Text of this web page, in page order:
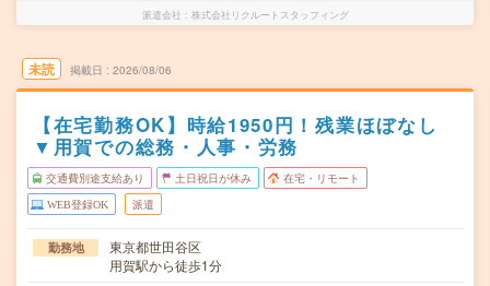
派遣会社 株式会社リクルートスタッフィング
未読 掲載日 2026/08/06
【在宅勤務OK】時給1950円！残業ほぼなし
▼用賀での総務・人事・労務
交通費別途支給あり 土日祝日が休み 在宅・リモート
WEB登録OK 派遣
勤務地
東京都世田谷区
用賀駅から徒歩1分